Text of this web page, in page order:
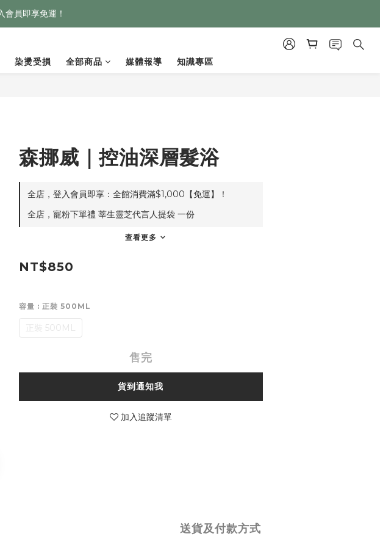
會員即享免運！
染燙受損 全部商品 媒體報導 知識專區
森挪威｜控油深層髮浴
全店，登入會員即享：全館消費滿$1,000【免運】！
全店，寵粉下單禮 莘生靈芝代言人提袋 一份
查看更多
NT$850
容量 : 正裝 500ML
正裝 500ML
售完
貨到通知我
加入追蹤清單
送貨及付款方式